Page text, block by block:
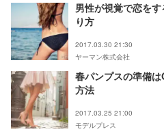
男性が視覚で恋を
り方
2017.03.30 21:30
ヤーマン株式会社
春パンプスの準備
方法
2017.03.25 21:00
モデルプレス